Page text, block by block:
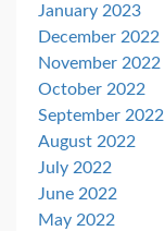
January 2023
December 2022
November 2022
October 2022
September 2022
August 2022
July 2022
June 2022
May 2022